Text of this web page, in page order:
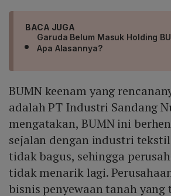
BACA JUGA
Garuda Belum Masuk Holding
Apa Alasannya?
BUMN keenam yang
adalah PT Industri Sandang
mengatakan, BUMN ini
sejalan dengan industri
tidak bagus, sehingga
tidak menarik lagi.
bisnis penyewaan tanah yang